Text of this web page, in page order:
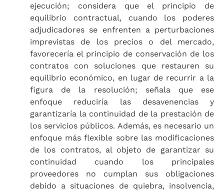
ejecución; considera que el principio de
equilibrio contractual, cuando los poderes
adjudicadores se enfrenten a perturbaciones
imprevistas de los precios o del mercado,
favorecería el principio de conservación de los
contratos con soluciones que restauren su
equilibrio económico, en lugar de recurrir a la
figura de la resolución; señala que ese
enfoque reduciría las desavenencias y
garantizaría la continuidad de la prestación de
los servicios públicos. Además, es necesario un
enfoque más flexible sobre las modificaciones
de los contratos, al objeto de garantizar su
continuidad cuando los principales
proveedores no cumplan sus obligaciones
debido a situaciones de quiebra, insolvencia,